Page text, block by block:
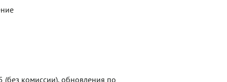
(без комиссии), обновления по